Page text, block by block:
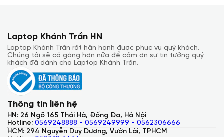
Laptop Khánh Trần HN
Laptop Khánh Trần rất hân hạnh được phục vụ quý khách.
Chúng tôi sẽ cố gắng hơn nữa để cảm ơn sự tin tưởng quý
khách đã dành cho Laptop Khánh Trần.
Thông tin liên hệ
HN: 26 Ngõ 165 Thái Hà, Đống Đa, Hà Nội
Hotline: 0569248888 - 0569249999 - 0562306666
HCM: 294 Nguyễn Duy Dương, Vườn Lài, TPHCM